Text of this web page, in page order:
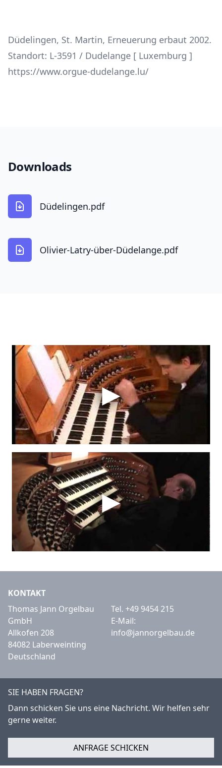
Düdelingen, St. Martin, Erneuerung erbaut 2002.
Standort: L-3591 / Dudelange [ Luxemburg ]
https://www.orgue-dudelange.lu/
Downloads
Düdelingen.pdf
Olivier-Latry-über-Düdelange.pdf
KONTAKT
Thomas Jann Orgelbau
GmbH
Allkofen 208
84082 Laberweinting
Deutschland
Tel. +49 9454 215
E-Mail:
info@jannorgelbau.de
SIE HABEN FRAGEN?
Dann schicken Sie uns eine Nachricht. Wir helfen sehr
gerne weiter.
ANFRAGE SCHICKEN